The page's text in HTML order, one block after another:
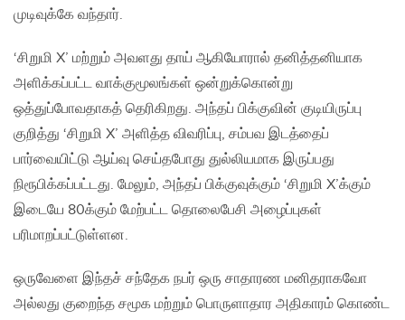
முடிவுக்கே வந்தார்.
‘சிறுமி X’ மற்றும் அவளது தாய் ஆகியோரால் தனித்தனியாக
அளிக்கப்பட்ட வாக்குமூலங்கள் ஒன்றுக்கொன்று
ஒத்துப்போவதாகத் தெரிகிறது. அந்தப் பிக்குவின் குடியிருப்பு
குறித்து ‘சிறுமி X’ அளித்த விவரிப்பு, சம்பவ இடத்தைப்
பார்வையிட்டு ஆய்வு செய்தபோது துல்லியமாக இருப்பது
நிரூபிக்கப்பட்டது. மேலும், அந்தப் பிக்குவுக்கும் ‘சிறுமி X’க்கும்
இடையே 80க்கும் மேற்பட்ட தொலைபேசி அழைப்புகள்
பரிமாறப்பட்டுள்ளன.
ஒருவேளை இந்தச் சந்தேக நபர் ஒரு சாதாரண மனிதராகவோ
அல்லது குறைந்த சமூக மற்றும் பொருளாதார அதிகாரம் கொண்ட